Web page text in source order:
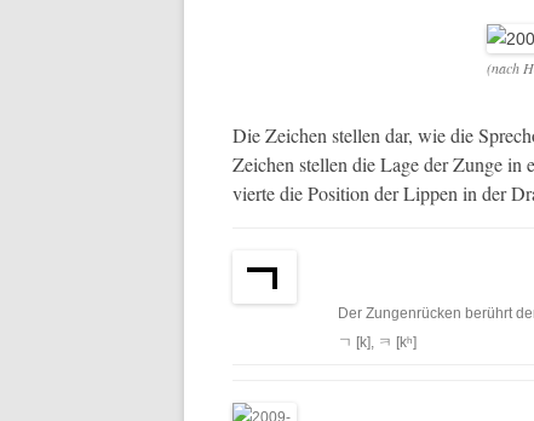
(nach
Die Zeichen stellen dar, wie die
Zeichen stellen die Lage der Zunge in
vierte die Posi­tion der Lip­pen in der
Der Zun­gen­rück­en berührt
ㄱ [k], ㅋ [kʰ]